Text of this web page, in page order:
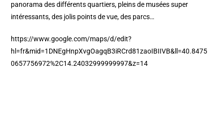
panorama des différents quartiers, pleins de musées super
intéressants, des jolis points de vue, des parcs…
https://www.google.com/maps/d/edit?
hl=fr&mid=1DNEgHnpXvgOagqB3iRCrd81zaoIBIIVB&ll=40.8475
0657756972%2C14.24032999999997&z=14